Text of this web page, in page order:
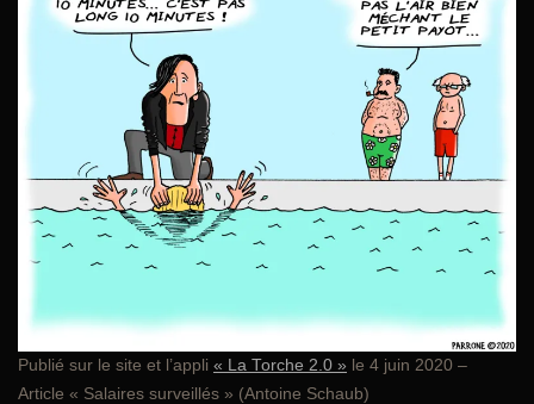
Publié sur le site et l’appli « La Torche 2.0 » le 4 juin 2020 –
Article « Salaires surveillés » (Antoine Schaub)